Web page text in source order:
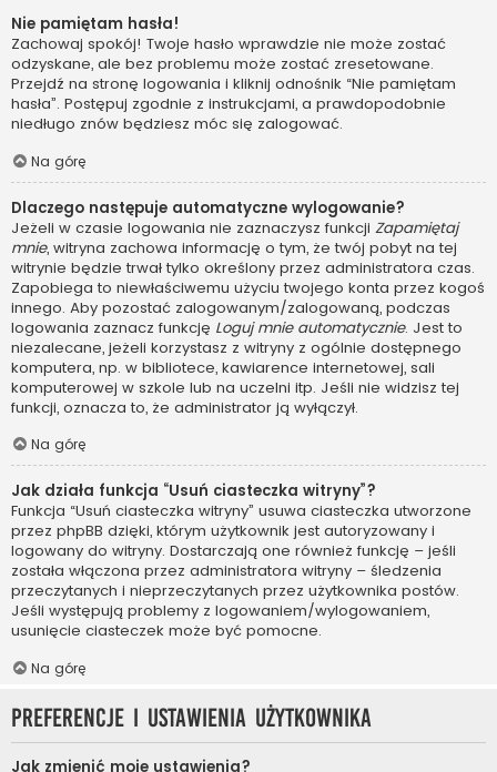
Nie pamiętam hasła!
Zachowaj spokój! Twoje hasło wprawdzie nie może zostać
odzyskane, ale bez problemu może zostać zresetowane.
Przejdź na stronę logowania i kliknij odnośnik “Nie pamiętam
hasła”. Postępuj zgodnie z instrukcjami, a prawdopodobnie
niedługo znów będziesz móc się zalogować.
Na górę
Dlaczego następuje automatyczne wylogowanie?
Jeżeli w czasie logowania nie zaznaczysz funkcji Zapamiętaj
mnie, witryna zachowa informację o tym, że twój pobyt na tej
witrynie będzie trwał tylko określony przez administratora czas.
Zapobiega to niewłaściwemu użyciu twojego konta przez kogoś
innego. Aby pozostać zalogowanym/zalogowaną, podczas
logowania zaznacz funkcję Loguj mnie automatycznie. Jest to
niezalecane, jeżeli korzystasz z witryny z ogólnie dostępnego
komputera, np. w bibliotece, kawiarence internetowej, sali
komputerowej w szkole lub na uczelni itp. Jeśli nie widzisz tej
funkcji, oznacza to, że administrator ją wyłączył.
Na górę
Jak działa funkcja “Usuń ciasteczka witryny”?
Funkcja “Usuń ciasteczka witryny” usuwa ciasteczka utworzone
przez phpBB dzięki, którym użytkownik jest autoryzowany i
logowany do witryny. Dostarczają one również funkcję – jeśli
została włączona przez administratora witryny – śledzenia
przeczytanych i nieprzeczytanych przez użytkownika postów.
Jeśli występują problemy z logowaniem/wylogowaniem,
usunięcie ciasteczek może być pomocne.
Na górę
Preferencje i ustawienia użytkownika
Jak zmienić moje ustawienia?